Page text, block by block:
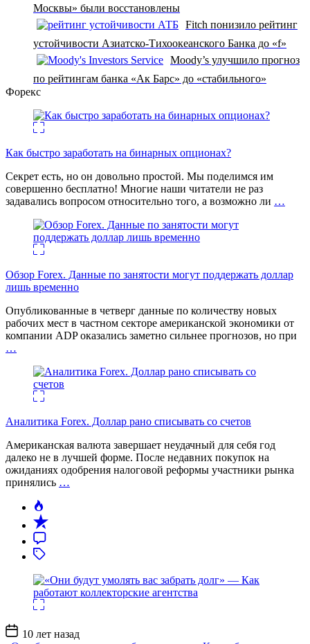
Москвы» были восстановлены
Fitch понизило рейтинг
устойчивости Азиатско-Тихоокеанского Банка до «f»
Moody’s улучшило прогноз
по рейтингам банка «Ак Барс» до «стабильного»
Форекс
Как быстро заработать на бинарных опционах?
Секрет есть, но он довольно простой. Мы поделимся им
совершенно бесплатно! Многие наши читатели не раз
задавались вопросом относительно того, а возможно ли …
Обзор Forex. Данные по занятости могут поддержать доллар
лишь временно
Опубликованные в четверг данные по количеству новых
рабочих мест в частном секторе американской экономики от
компании ADP оказались заметно сильнее прогнозов, но при
…
Аналитика Forex. Доллар рано списывать со счетов
Американская валюта завершает неудачный для себя год
далеко не в лучшей форме. После недавних покупок на
ожиданиях одобрения налоговой реформы участники рынка
принялись …
Дата
записи
10 лет назад